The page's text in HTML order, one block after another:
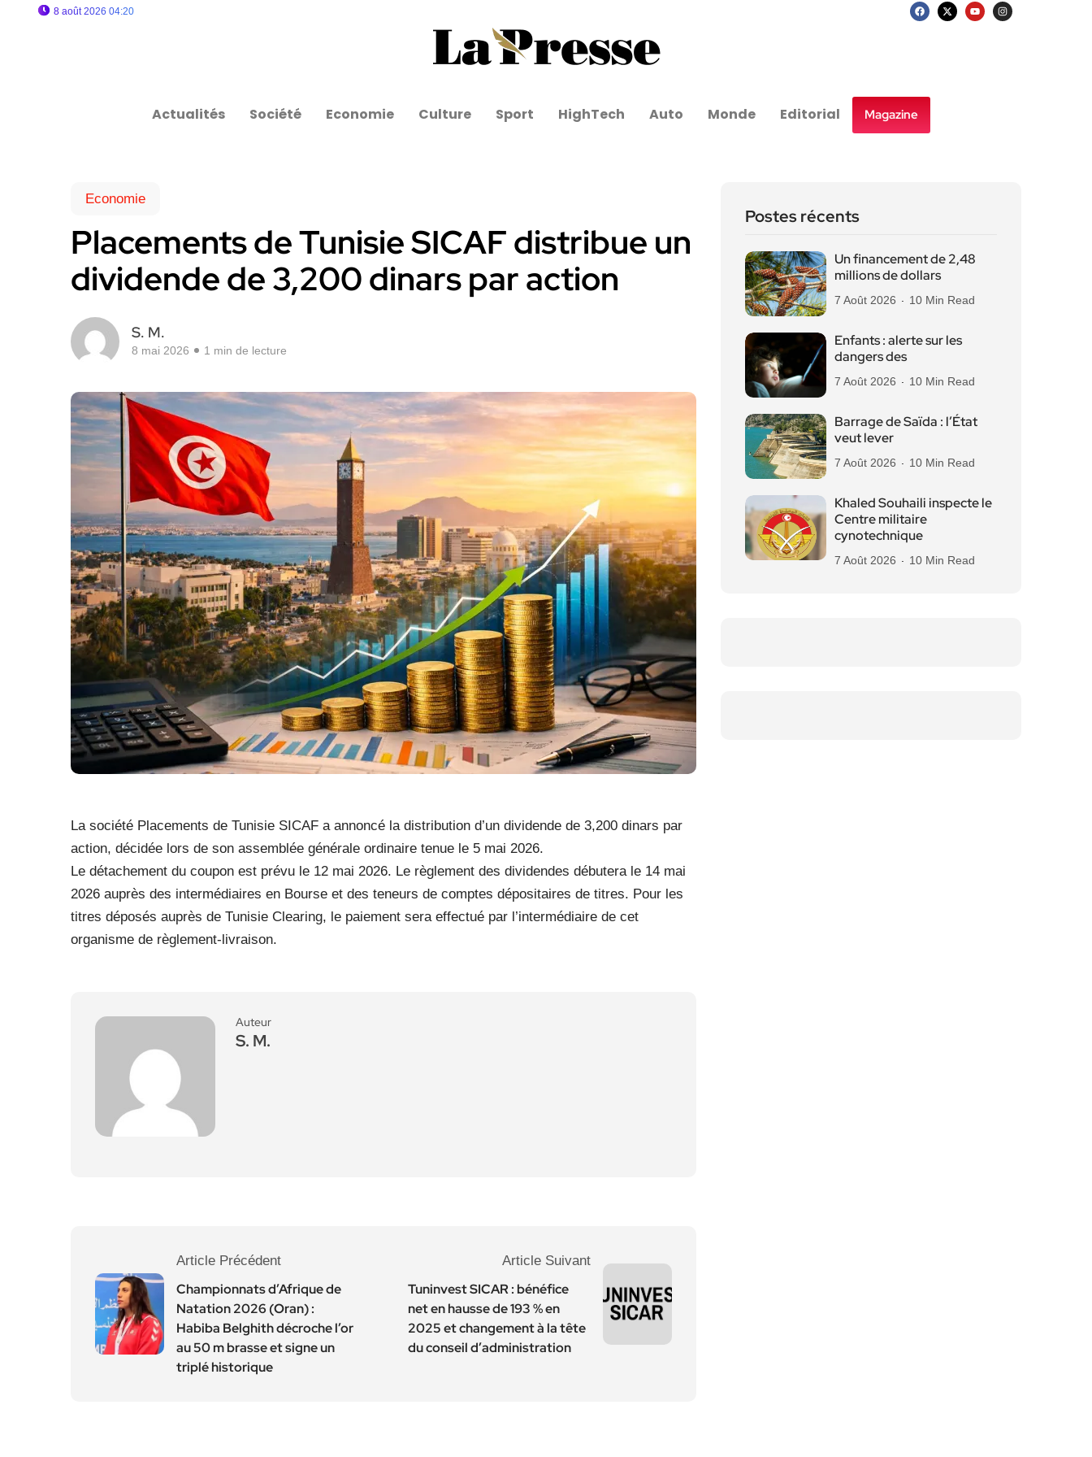
8 août 2026 04:20
Actualités Société Economie Culture Sport HighTech Auto Monde Editorial Magazine
Economie
Placements de Tunisie SICAF distribue un
dividende de 3,200 dinars par action
S. M.
8 mai 2026 1 min de lecture
La société Placements de Tunisie SICAF a annoncé la distribution d’un dividende de 3,200 dinars par
action, décidée lors de son assemblée générale ordinaire tenue le 5 mai 2026.
Le détachement du coupon est prévu le 12 mai 2026. Le règlement des dividendes débutera le 14 mai
2026 auprès des intermédiaires en Bourse et des teneurs de comptes dépositaires de titres. Pour les
titres déposés auprès de Tunisie Clearing, le paiement sera effectué par l’intermédiaire de cet
organisme de règlement-livraison.
Auteur
S. M.
Article Précédent
Championnats d’Afrique de
Natation 2026 (Oran) :
Habiba Belghith décroche l’or
au 50 m brasse et signe un
triplé historique
Article Suivant
Tuninvest SICAR : bénéfice
net en hausse de 193 % en
2025 et changement à la tête
du conseil d’administration
Postes récents
Un financement de 2,48
millions de dollars
7 Août 2026 10 Min Read
Enfants : alerte sur les
dangers des
7 Août 2026 10 Min Read
Barrage de Saïda : l’État
veut lever
7 Août 2026 10 Min Read
Khaled Souhaili inspecte le
Centre militaire
cynotechnique
7 Août 2026 10 Min Read